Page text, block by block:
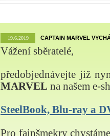
19.6.2019 CAPTAIN MARVEL
Vážení sběratelé,
předobjednávejte již
MARVEL na našem e-
SteelBook, Blu-ray a
Pro fajnšmekry